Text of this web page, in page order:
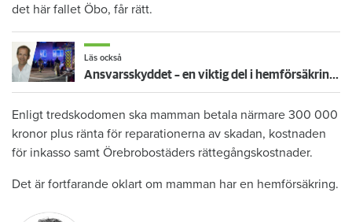
det här fallet Öbo, får rätt.
Läs också
Ansvarsskyddet – en viktig del i hemförsäkringen
Enligt tredskodomen ska mamman betala närmare 300 000
kronor plus ränta för reparationerna av skadan, kostnaden
för inkasso samt Örebrobostäders rättegångskostnader.
Det är fortfarande oklart om mamman har en hemförsäkring.